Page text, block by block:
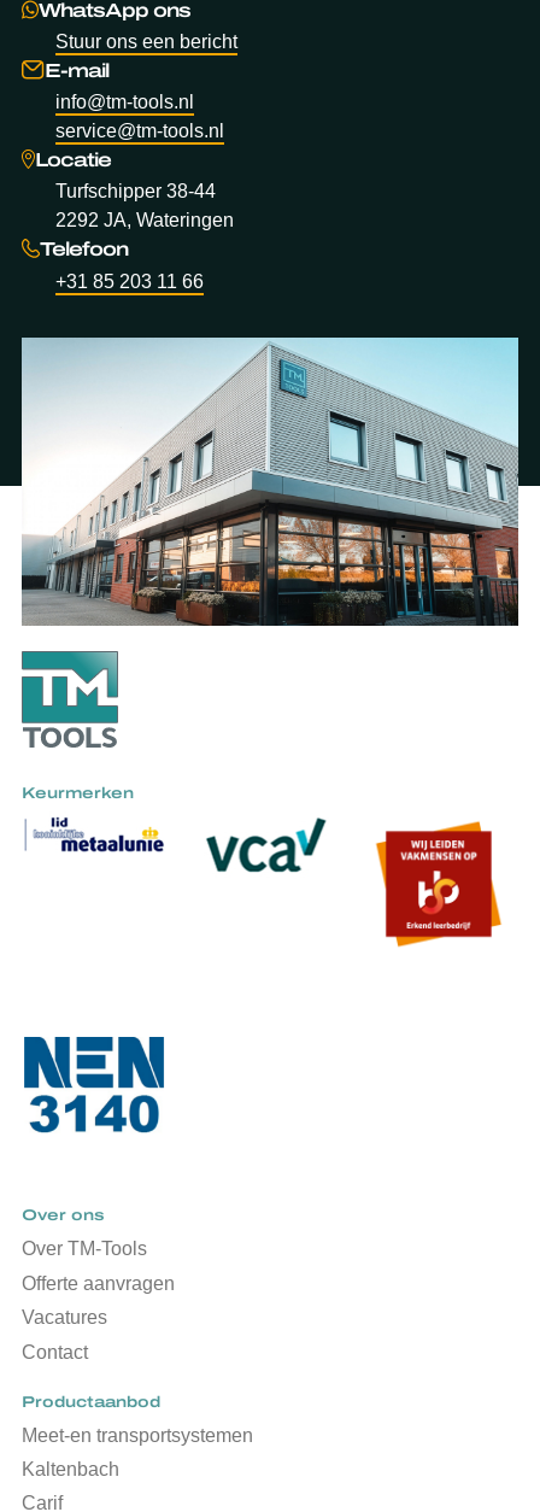
WhatsApp ons
Stuur ons een bericht
E-mail
info@tm-tools.nl
service@tm-tools.nl
Locatie
Turfschipper 38-44
2292 JA, Wateringen
Telefoon
+31 85 203 11 66
Keurmerken
Over ons
Over TM-Tools
Offerte aanvragen
Vacatures
Contact
Productaanbod
Meet-en transportsystemen
Kaltenbach
Carif